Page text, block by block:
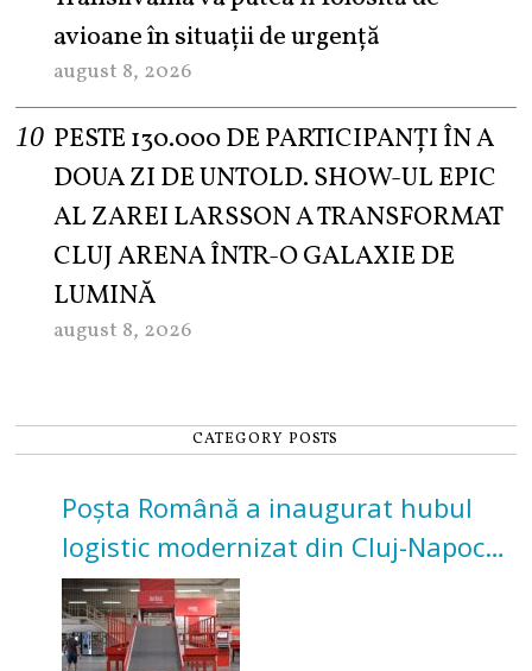
avioane în situații de urgență
august 8, 2026
PESTE 130.000 DE PARTICIPANȚI ÎN A
DOUA ZI DE UNTOLD. SHOW-UL EPIC
AL ZAREI LARSSON A TRANSFORMAT
CLUJ ARENA ÎNTR-O GALAXIE DE
LUMINĂ
august 8, 2026
CATEGORY POSTS
Poșta Română a inaugurat hubul
logistic modernizat din Cluj-Napoca.
Investiție de 3 milioane de euro